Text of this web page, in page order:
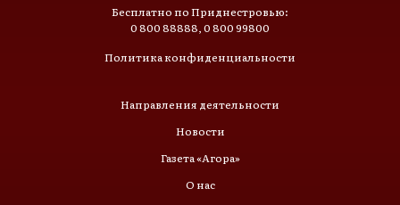
Бесплатно по Приднестровью:
0 800 88888, 0 800 99800
Политика конфиденциальности
Направления деятельности
Новости
Газета «Агора»
О нас